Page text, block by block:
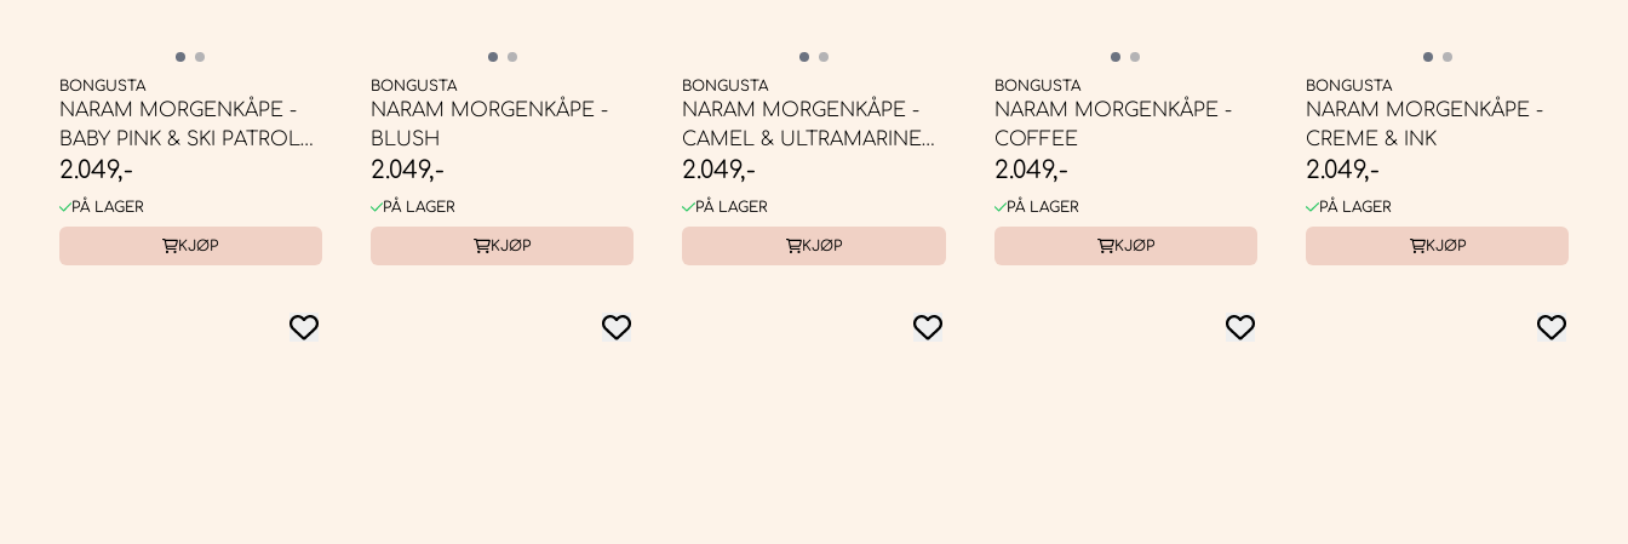
BONGUSTA
NARAM MORGENKÅPE -
BABY PINK & SKI PATROL
RED
2.049,-
PÅ LAGER
KJØP
BONGUSTA
NARAM MORGENKÅPE -
BLUSH
2.049,-
PÅ LAGER
KJØP
BONGUSTA
NARAM MORGENKÅPE -
CAMEL & ULTRAMARINE
BLUE
2.049,-
PÅ LAGER
KJØP
BONGUSTA
NARAM MORGENKÅPE -
COFFEE
2.049,-
PÅ LAGER
KJØP
BONGUSTA
NARAM MORGENKÅPE -
CREME & INK
2.049,-
PÅ LAGER
KJØP